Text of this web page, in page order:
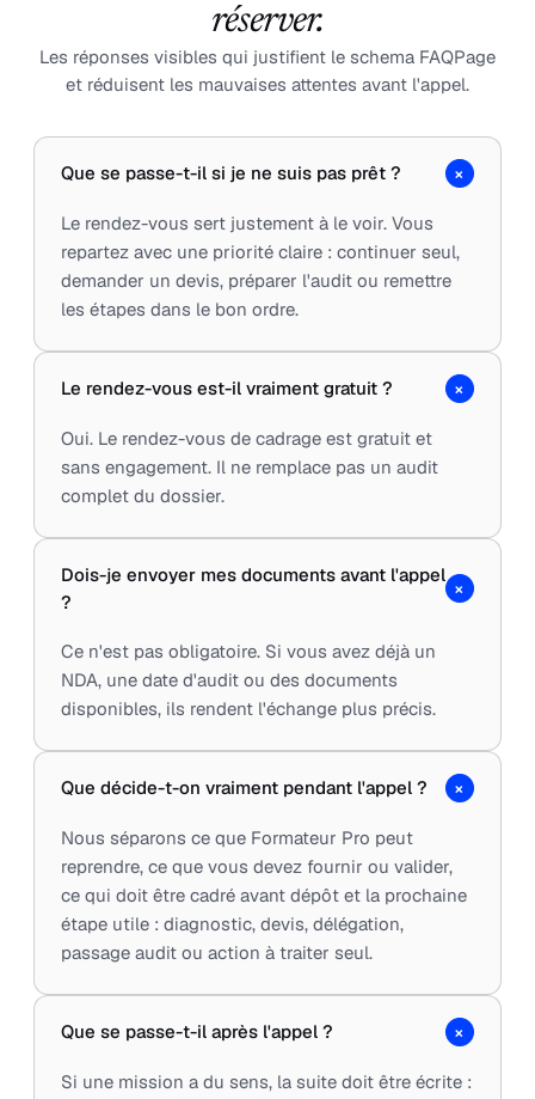
réserver.
Les réponses visibles qui justifient le schema FAQPage
et réduisent les mauvaises attentes avant l'appel.
Que se passe-t-il si je ne suis pas prêt ? +
Le rendez-vous sert justement à le voir. Vous
repartez avec une priorité claire : continuer seul,
demander un devis, préparer l'audit ou remettre
les étapes dans le bon ordre.
Le rendez-vous est-il vraiment gratuit ? +
Oui. Le rendez-vous de cadrage est gratuit et
sans engagement. Il ne remplace pas un audit
complet du dossier.
Dois-je envoyer mes documents avant l'appel
?
+
Ce n'est pas obligatoire. Si vous avez déjà un
NDA, une date d'audit ou des documents
disponibles, ils rendent l'échange plus précis.
Que décide-t-on vraiment pendant l'appel ? +
Nous séparons ce que Formateur Pro peut
reprendre, ce que vous devez fournir ou valider,
ce qui doit être cadré avant dépôt et la prochaine
étape utile : diagnostic, devis, délégation,
passage audit ou action à traiter seul.
Que se passe-t-il après l'appel ? +
Si une mission a du sens, la suite doit être écrite :